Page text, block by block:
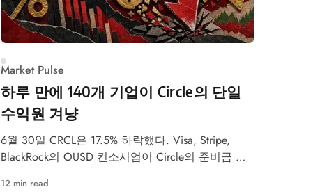
Market Pulse
하루 만에 140개 기업이 Circle의 단일
수익원 겨냥
6월 30일 CRCL은 17.5% 하락했다. Visa, Stripe,
BlackRock의 OUSD 컨소시엄이 Circle의 준비금 이
12 min read